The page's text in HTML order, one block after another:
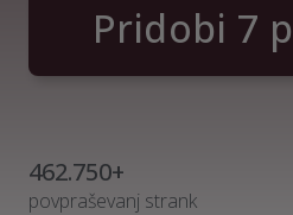
Pridobi 7
462.750+
povpraševanj strank